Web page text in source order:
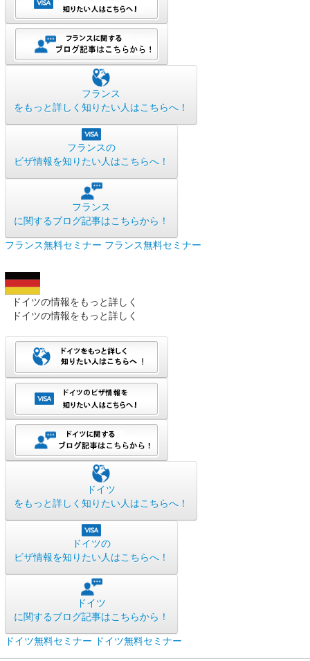
フランス
をもっと詳しく知りたい人はこちらへ！
フランスの
ビザ情報を知りたい人はこちらへ！
フランス
に関するブログ記事はこちらから！
フランス無料セミナー フランス無料セミナー
ドイツの情報をもっと詳しく
ドイツの情報をもっと詳しく
ドイツ
をもっと詳しく知りたい人はこちらへ！
ドイツの
ビザ情報を知りたい人はこちらへ！
ドイツ
に関するブログ記事はこちらから！
ドイツ無料セミナー ドイツ無料セミナー